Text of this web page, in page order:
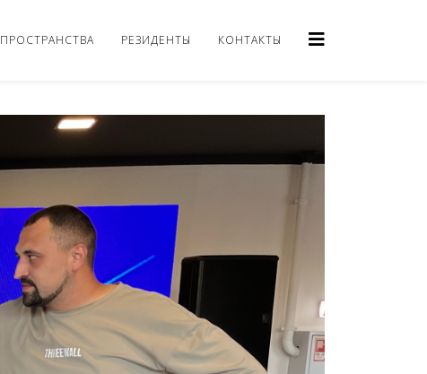
ПРОСТРАНСТВА РЕЗИДЕНТЫ КОНТАКТЫ